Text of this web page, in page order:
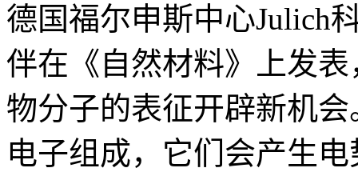
德国福尔申斯中心Julich
伴在《自然材料》上发
物分子的表征开辟新机
电子组成，它们会产生